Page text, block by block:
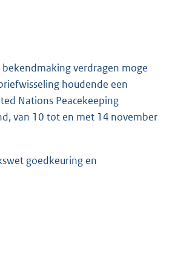
verdragen moge
houdende een
Nations Peacekeeping
van 10 tot en met 14 november
goedkeuring en